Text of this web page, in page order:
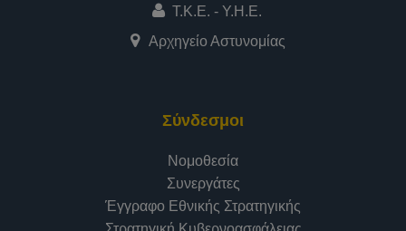
Τ.Κ.Ε. - Υ.Η.Ε.
Αρχηγείο Αστυνομίας
Σύνδεσμοι
Νομοθεσία
Συνεργάτες
Έγγραφο Εθνικής Στρατηγικής